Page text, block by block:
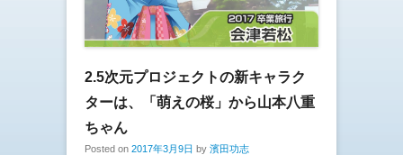
2.5次元プロジェクトの新キャラク
ターは、「萌えの桜」から山本八重
ちゃん
Posted on 2017年3月9日 by 濱田功志